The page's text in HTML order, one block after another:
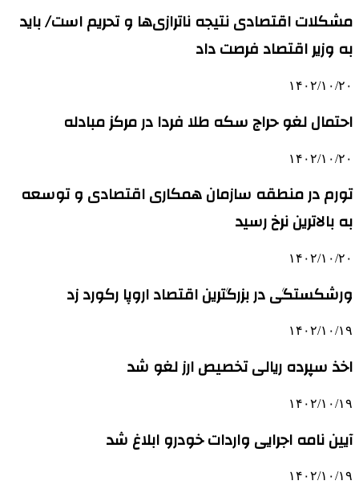
مشکلات اقتصادی نتیجه ناترازی‌ها و تحریم است/ باید
به وزیر اقتصاد فرصت داد
۱۴۰۲/۱۰/۲۰
احتمال لغو حراج سکه طلا فردا در مرکز مبادله
۱۴۰۲/۱۰/۲۰
تورم در منطقه سازمان همکاری اقتصادی و توسعه
به بالاترین نرخ رسید
۱۴۰۲/۱۰/۲۰
ورشکستگی در بزرگترین اقتصاد اروپا رکورد زد
۱۴۰۲/۱۰/۱۹
اخذ سپرده ریالی تخصیص ارز لغو شد
۱۴۰۲/۱۰/۱۹
آیین نامه اجرایی واردات خودرو ابلاغ شد
۱۴۰۲/۱۰/۱۹